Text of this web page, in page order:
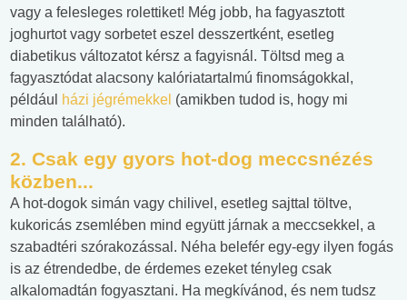
vagy a felesleges rolettiket! Még jobb, ha fagyasztott
joghurtot vagy sorbetet eszel desszertként, esetleg
diabetikus változatot kérsz a fagyisnál. Töltsd meg a
fagyasztódat alacsony kalóriatartalmú finomságokkal,
például
házi jégrémekkel (amikben tudod is, hogy mi
minden található).
2. Csak egy gyors hot-dog meccsnézés
közben...
A hot-dogok simán vagy chilivel, esetleg sajttal töltve,
kukoricás zsemlében mind együtt járnak a meccsekkel, a
szabadtéri szórakozással. Néha belefér egy-egy ilyen fogás
is az étrendedbe, de érdemes ezeket tényleg csak
alkalomadtán fogyasztani. Ha megkívánod, és nem tudsz